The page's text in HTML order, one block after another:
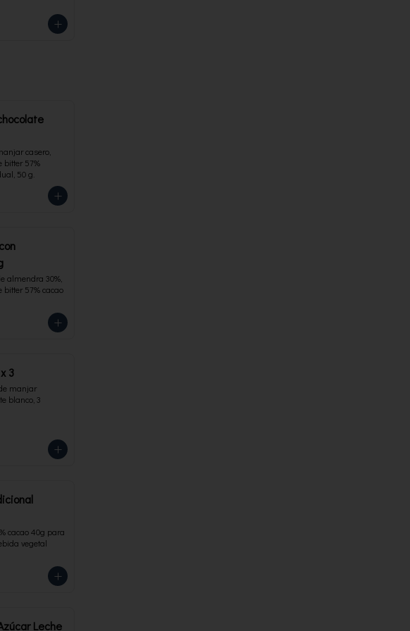
casero,
bitter 57%
50 g.
almendra 30%,
bitter 57% cacao
3
manjar
blanco, 3
cacao 40g para
vegetal
Leche